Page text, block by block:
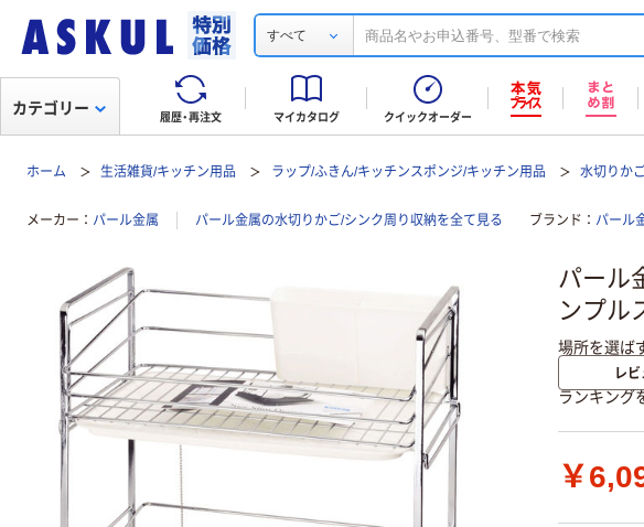
すべて
履歴・再注文 マイカタログ クイックオーダー
カテゴリー
ホーム 生活雑貨/キッチン用品 ラップ/ふきん/キッチンスポンジ/キッチン用品 水切りか
メーカー パール金属 パール金属の水切りかご/シンク周り収納を全て見る ブランド パール
パー
ンプル
場所を選ば
レ
ランキング
￥